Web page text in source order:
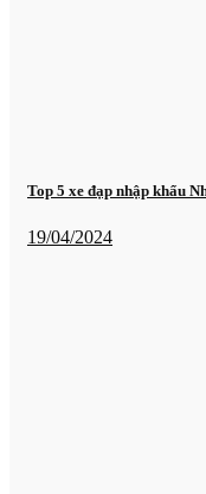
Top 5 xe đạp nhập khẩu
19/04/2024